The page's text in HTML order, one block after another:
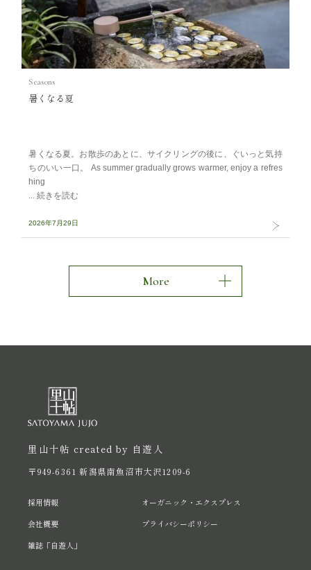
Seasons
暑くなる夏
暑くなる夏。お散歩のあとに、サイクリングの後に、ぐいっと気持
ちのいい一口。 As summer gradually grows warmer, enjoy a refres
hing
2026年7月29日
More
里山十帖 created by 自遊人
〒949-6361 新潟県南魚沼市大沢1209-6
採用情報
会社概要
雑誌「自遊人」
オーガニック・エクスプレス
プライバシーポリシー